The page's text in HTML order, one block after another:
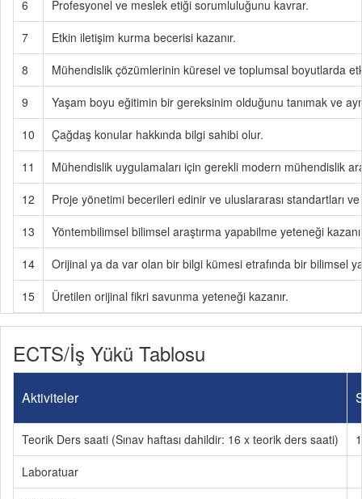
6
Profesyonel ve meslek etiği sorumluluğunu kavrar.
7
Etkin iletişim kurma becerisi kazanır.
8
Mühendislik çözümlerinin küresel ve toplumsal boyutlarda
9
Yaşam boyu eğitimin bir gereksinim olduğunu tanımak ve
10
Çağdaş konular hakkında bilgi sahibi olur.
11
Mühendislik uygulamaları için gerekli modern mühendislik
12
Proje yönetimi becerileri edinir ve uluslararası standartları
13
Yöntembilimsel bilimsel araştırma yapabilme yeteneği
14
Orijinal ya da var olan bir bilgi kümesi etrafında bir bilimsel
15
Üretilen orijinal fikri savunma yeteneği kazanır.
ECTS/İş Yükü Tablosu
Aktiviteler
Teorik Ders saati (Sınav haftası dahildir: 16 x teorik ders saati)
Laboratuar